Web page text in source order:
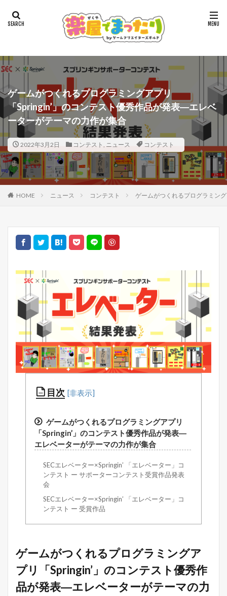
ゲームがつくれるプログラミングアプリ
「Springin’」のコンテスト優秀作品が発表―エレベ
ーターがテーマの力作が集合
2022年3月2日 コンテスト , ニュース コンテスト
HOME ニュース コンテスト ゲームがつくれるプログラミン
目次
ゲームがつくれるプログラミングアプリ
「Springin’」のコンテスト優秀作品が発表―
エレベーターがテーマの力作が集合
SECエレベーター×Springin’ 「エレベーター」コ
ンテスト ー サポーターコンテスト受賞作品発表
会
SECエレベーター×Springin’ 「エレベーター」コ
ンテスト ー 受賞作品
ゲームがつくれるプログラミングア
プリ「Springin’」のコンテスト優秀作
品が発表―エレベーターがテーマの力